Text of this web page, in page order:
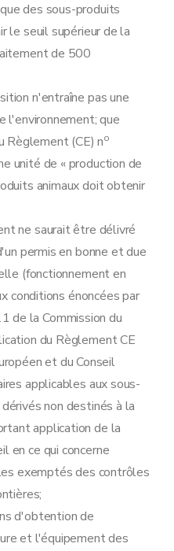
des sous-produits
le seuil supérieur de la
de 500
n'entraîne pas une
l'environnement; que
Règlement (CE) no
unité de « production de
animaux doit obtenir
ne saurait être délivré
permis en bonne et due
(fonctionnement en
conditions énoncées par
de la Commission du
du Règlement CE
et du Conseil
applicables aux sous-
non destinés à la
application de la
en ce qui concerne
exemptés des contrôles
d'obtention de
et l'équipement des